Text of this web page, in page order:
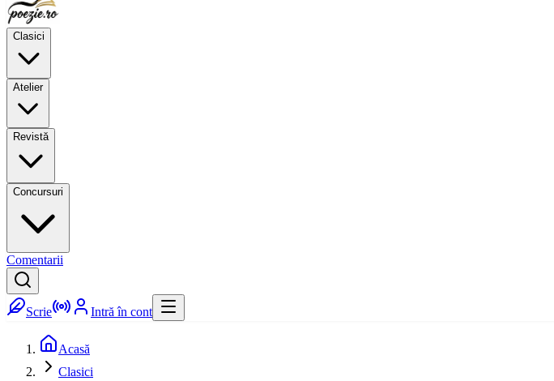
Clasici
Atelier
Revistă
Concursuri
Comentarii
Scrie Intră în cont
Acasă
Clasici